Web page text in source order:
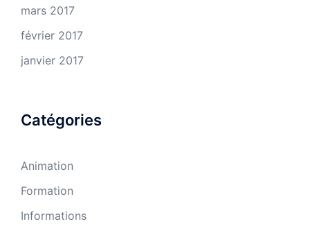
mars 2017
février 2017
janvier 2017
Catégories
Animation
Formation
Informations